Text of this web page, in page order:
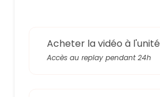
Acheter la vidéo à l'unité
Accès au replay pendant 24h